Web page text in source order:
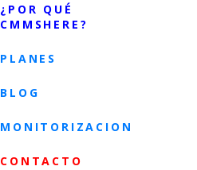
¿POR QUÉ
CMMSHERE?
PLANES
BLOG
MONITORIZACION
CONTACTO